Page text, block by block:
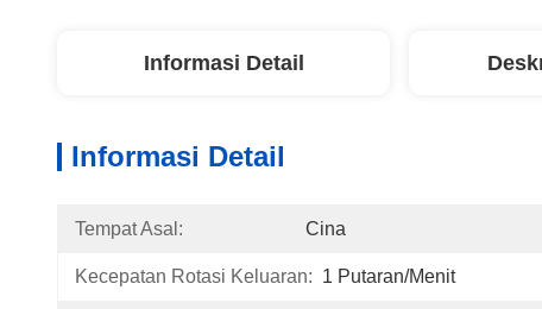
Informasi Detail
Informasi Detail
Tempat Asal: Cina
Kecepatan Rotasi Keluaran: 1 Putaran/menit